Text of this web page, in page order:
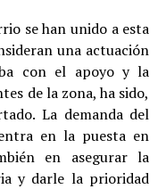
se han unido a esta
una actuación
con el apoyo y la
de la zona, ha sido,
La demanda del
en la puesta en
en asegurar la
y darle la prioridad